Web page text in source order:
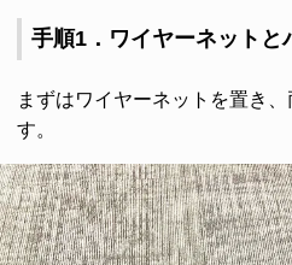
手順1．ワイヤーネットと
まずはワイヤーネットを置き
す。